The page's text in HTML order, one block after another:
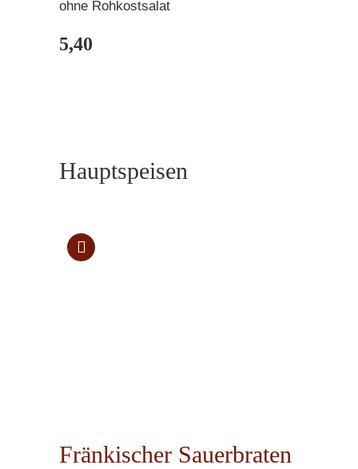
ohne Rohkostsalat
5,40
Hauptspeisen
Fränkischer Sauerbraten